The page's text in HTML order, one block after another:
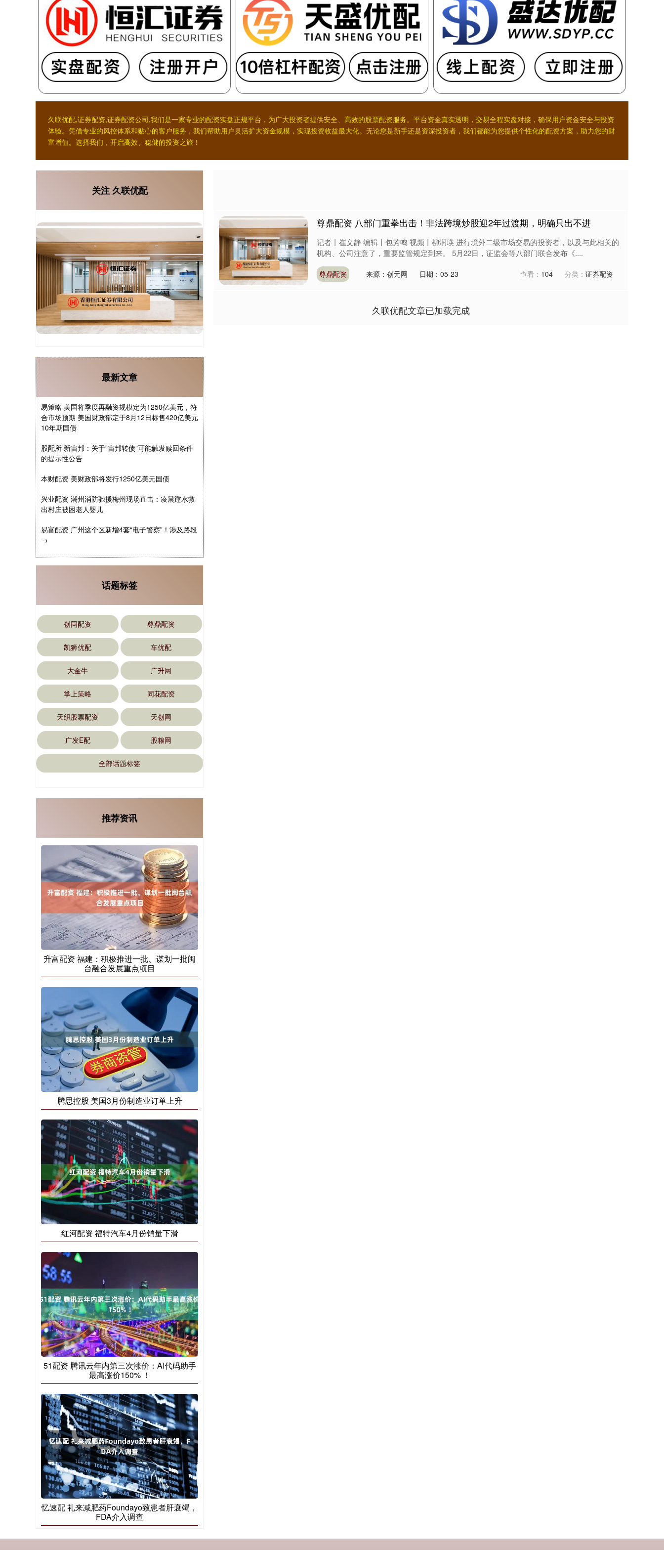
久联优配,证券配资,证券配资公司,我们是一家专业的配资实盘正规平台，为广大投资者提供安全、高效的股票配资服务。平台资金真实透明，交易全程实盘对接，确保用户资金安全与投资
体验。凭借专业的风控体系和贴心的客户服务，我们帮助用户灵活扩大资金规模，实现投资收益最大化。无论您是新手还是资深投资者，我们都能为您提供个性化的配资方案，助力您的财
富增值。选择我们，开启高效、稳健的投资之旅！
尊鼎配资 八部门重拳出击！非法跨境炒股迎2年过渡期，明确只出不进
记者丨崔文静 编辑丨包芳鸣 视频丨柳润瑛 进行境外二级市场交易的投资者，以及与此相关的
机构、公司注意了，重要监管规定到来。 5月22日，证监会等八部门联合发布《....
尊鼎配资 来源：创元网 日期：05-23 查看： 104 分类： 证券配资
久联优配文章已加载完成
关注 久联优配
最新文章
易策略 美国将季度再融资规模定为1250亿美元，符
合市场预期 美国财政部定于8月12日标售420亿美元
10年期国债
股配所 新宙邦：关于“宙邦转债”可能触发赎回条件
的提示性公告
本财配资 美财政部将发行1250亿美元国债
兴业配资 潮州消防驰援梅州现场直击：凌晨蹚水救
出村庄被困老人婴儿
易富配资 广州这个区新增4套“电子警察”！涉及路段
→
话题标签
创同配资 尊鼎配资
凯狮优配 车优配
大金牛 广升网
掌上策略 同花配资
天织股票配资 天创网
广发E配 股粮网
全部话题标签
推荐资讯
升富配资 福建：积极推进一批、谋划一批闽
台融合发展重点项目
腾思控股 美国3月份制造业订单上升
红河配资 福特汽车4月份销量下滑
51配资 腾讯云年内第三次涨价：AI代码助手
最高涨价150% ！
忆速配 礼来减肥药Foundayo致患者肝衰竭，
FDA介入调查